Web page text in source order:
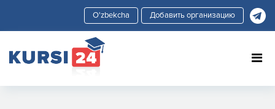
Добавить организацию